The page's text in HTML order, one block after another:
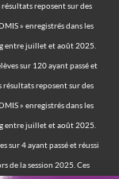
résultats reposent sur des
» enregistrés dans les
entre juillet et août 2025.
sur 120 ayant passé et
résultats reposent sur des
» enregistrés dans les
entre juillet et août 2025.
sur 4 ayant passé et réussi
de la session 2025. Ces